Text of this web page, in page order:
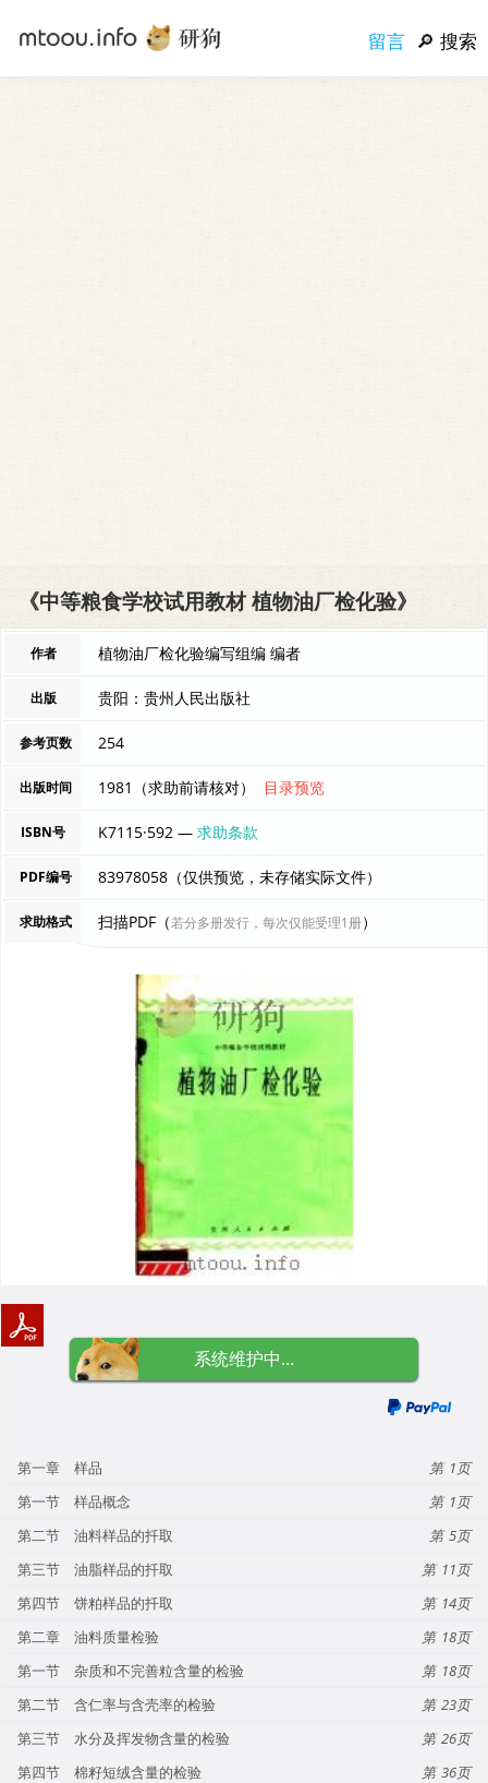
留言 搜索
《中等粮食学校试用教材 植物油厂检化验》
作者 植物油厂检化验编写组编 编者
出版 贵阳：贵州人民出版社
参考页数 254
出版时间 1981（求助前请核对） 目录预览
ISBN号 K7115·592 —求助条款
PDF编号 83978058（仅供预览，未存储实际文件）
求助格式 扫描PDF（若分多册发行，每次仅能受理1册）
系统维护中...
第一章 样品
1
第一节 样品概念
1
第二节 油料样品的扦取
5
第三节 油脂样品的扦取
11
第四节 饼粕样品的扦取
14
第二章 油料质量检验
18
第一节 杂质和不完善粒含量的检验
18
第二节 含仁率与含壳率的检验
23
第三节 水分及挥发物含量的检验
26
第四节 棉籽短绒含量的检验
36